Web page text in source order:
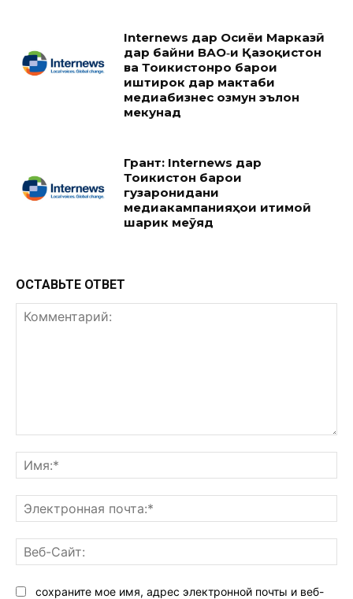
Internews дар Осиёи Марказӣ
дар байни ВАО‑и Қазоқистон
ва Тоҷикистонро барои
иштирок дар мактаби
медиабизнес озмун эълон
мекунад
Грант: Internews дар
Тоҷикистон барои
гузаронидани
медиакампанияҳои иҷтимоӣ
шарик меҷӯяд
ОСТАВЬТЕ ОТВЕТ
сохраните мое имя, адрес электронной почты и веб-